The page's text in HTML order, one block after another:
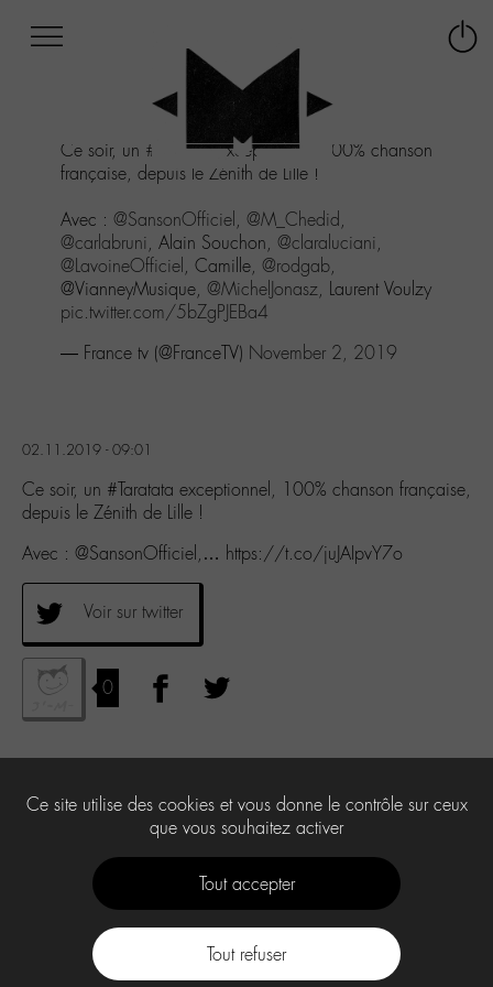
au
menu
au
contenu
Aller
recherche
Ce soir, un #Taratataexceptionnel, 100% chanson
française, depuis le Zénith de Lille !
Avec : @SansonOfficiel , @M_Chedid,
@carlabruni, Alain Souchon, @claraluciani,
@LavoineOfficiel , Camille, @rodgab,
@VianneyMusique, @MichelJonasz, Laurent Voulzy
pic.twitter.com/5bZgPJEBa4
— France tv (@FranceTV) November 2, 2019
02.11.2019 - 09:01
Ce soir, un #Taratata exceptionnel, 100% chanson française,
depuis le Zénith de Lille !
Avec : @SansonOfficiel,… https://t.co/juJAIpvY7o
Voir sur twitter
0
Ce site utilise des cookies et vous donne le contrôle sur ceux
que vous souhaitez activer
Tout accepter
Tout refuser